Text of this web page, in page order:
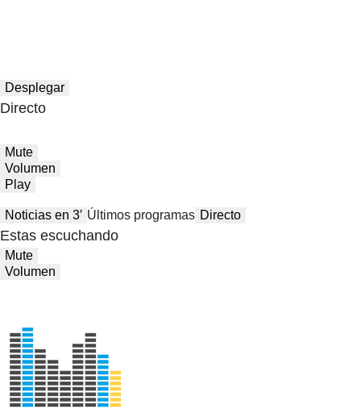
Desplegar
Directo
Mute
Volumen
Play
Noticias en 3′ Últimos programas Directo
Estas escuchando
Mute
Volumen